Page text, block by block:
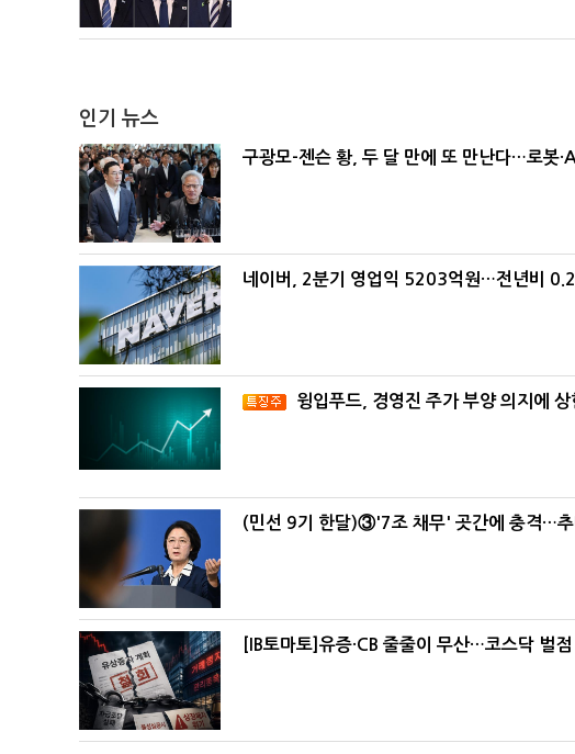
인기 뉴스
구광모-젠슨 황, 두 달 만에 또 만난다…로봇
네이버, 2분기 영업익 5203억원…전년비
윙입푸드, 경영진 주가 부양 의지에 상
(민선 9기 한달)③'7조 채무' 곳간에 충격…
[IB토마토]유증·CB 줄줄이 무산…코스닥 벌